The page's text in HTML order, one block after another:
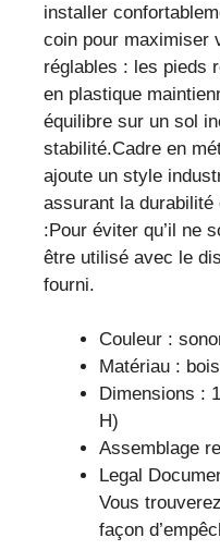
installer
coin pour maximiser
réglables : les pieds
en plastique
équilibre sur un sol
stabilité.Cadre en
ajoute un style
assurant la
:Pour éviter qu’il ne
être utilisé avec le
fourni.
Couleur :
Matériau :
Dimensions :
H)
Assemblage
Legal
Vous trouverez
façon